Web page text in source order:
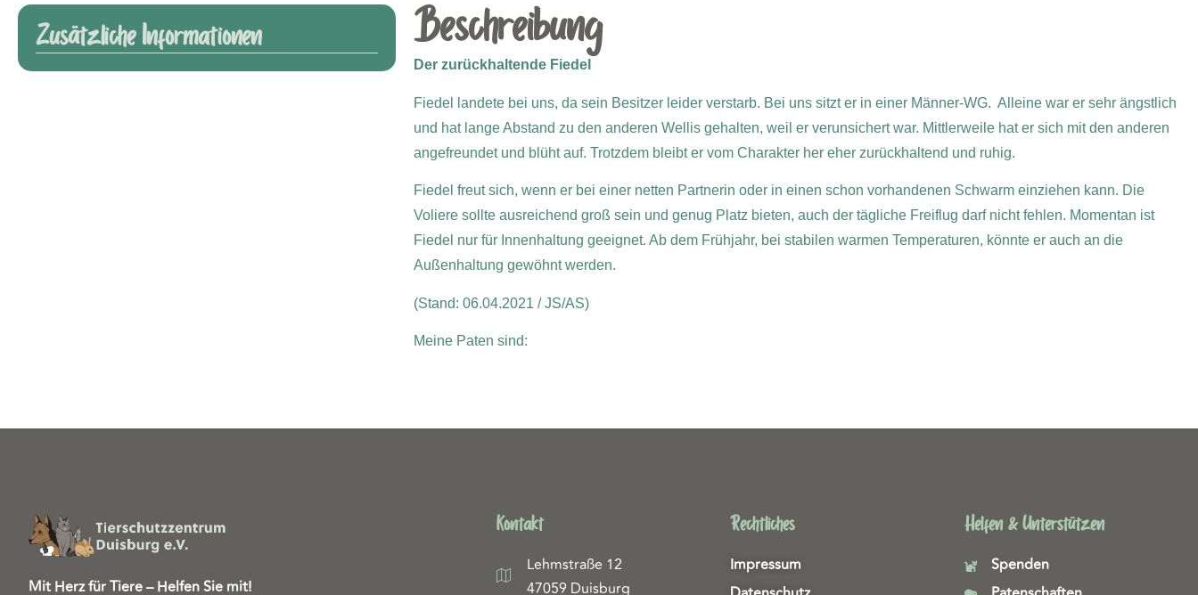
Zusätzliche Informationen Beschreibung
Der zurückhaltende Fiedel
Fiedel landete bei uns, da sein Besitzer leider verstarb. Bei uns sitzt er in einer Männer-WG. Alleine war er sehr ängstlich
und hat lange Abstand zu den anderen Wellis gehalten, weil er verunsichert war. Mittlerweile hat er sich mit den anderen
angefreundet und blüht auf. Trotzdem bleibt er vom Charakter her eher zurückhaltend und ruhig.
Fiedel freut sich, wenn er bei einer netten Partnerin oder in einen schon vorhandenen Schwarm einziehen kann. Die
Voliere sollte ausreichend groß sein und genug Platz bieten, auch der tägliche Freiflug darf nicht fehlen. Momentan ist
Fiedel nur für Innenhaltung geeignet. Ab dem Frühjahr, bei stabilen warmen Temperaturen, könnte er auch an die
Außenhaltung gewöhnt werden.
(Stand: 06.04.2021 / JS/AS)
Meine Paten sind:
Mit Herz für Tiere – Helfen Sie mit!
Kontakt
Lehmstraße 12
47059 Duisburg
Rechtliches
Impressum
Helfen & Unterstützen
Spenden